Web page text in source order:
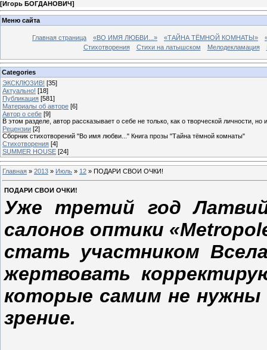
[Игорь БОГДАНОВИЧ]
Меню сайта
Главная страница «ВО ИМЯ ЛЮБВИ...» «ТАЙНА ТЁМНОЙ КОМНАТЫ»
Стихотворения
Стихи на латышском Мелодекламация
Categories
ЭКСКЛЮЗИВ! [35]
Актуально! [18]
Публикация [581]
Материалы об авторе [6]
Автор о себе [9]
В этом разделе, автор рассказывает о себе не только, как о творческой личности,
Рецензии [2]
Сборник стихотворений "Во имя любви..." Книга прозы "Тайна тёмной комнаты"
Стихотворения [4]
SUMMER HOUSE [24]
Главная » 2013 » Июль » 12 » ПОДАРИ СВОИ ОЧКИ!
ПОДАРИ СВОИ ОЧКИ!
Уже третий год
салонов оптики
стать участником
жертвовать
которые самим не нужны
зрение.